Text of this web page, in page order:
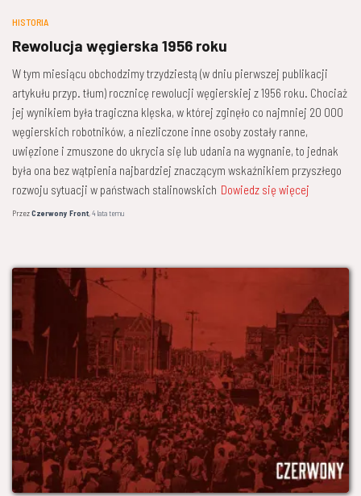
HISTORIA
Rewolucja węgierska 1956 roku
W tym miesiącu obchodzimy trzydziestą (w dniu pierwszej publikacji
artykułu przyp. tłum) rocznicę rewolucji węgierskiej z 1956 roku. Chociaż
jej wynikiem była tragiczna klęska, w której zginęło co najmniej 20 000
węgierskich robotników, a niezliczone inne osoby zostały ranne,
uwięzione i zmuszone do ukrycia się lub udania na wygnanie, to jednak
była ona bez wątpienia najbardziej znaczącym wskaźnikiem przyszłego
rozwoju sytuacji w państwach stalinowskich Dowiedz się więcej
PrzezCzerwony Front,4 latatemu